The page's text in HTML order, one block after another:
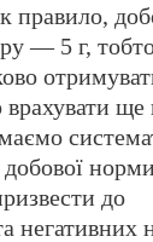
правило,
— 5 г,
ще
до
негативних